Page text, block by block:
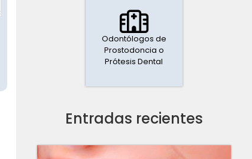
Odontólogos de
Prostodoncia o
Prótesis Dental
Entradas recientes